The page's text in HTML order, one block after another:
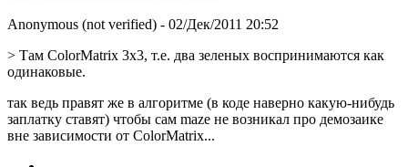
Anonymous (not verified) - 02/Дек/2011 20:52
> Там ColorMatrix 3x3, т.е. два зеленых воспринимаются как
одинаковые.
так ведь правят же в алгоритме (в коде наверно какую-нибудь
заплатку ставят) чтобы сам maze не возникал про демозаике
вне зависимости от ColorMatrix...